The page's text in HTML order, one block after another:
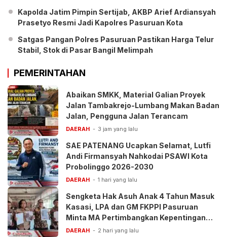
Kapolda Jatim Pimpin Sertijab, AKBP Arief Ardiansyah
Prasetyo Resmi Jadi Kapolres Pasuruan Kota
Satgas Pangan Polres Pasuruan Pastikan Harga Telur
Stabil, Stok di Pasar Bangil Melimpah
PEMERINTAHAN
Abaikan SMKK, Material Galian Proyek
Jalan Tambakrejo-Lumbang Makan Badan
Jalan, Pengguna Jalan Terancam
DAERAH 3 jam yang lalu
SAE PATENANG Ucapkan Selamat, Lutfi
Andi Firmansyah Nahkodai PSAWI Kota
Probolinggo 2026-2030
DAERAH 1 hari yang lalu
Sengketa Hak Asuh Anak 4 Tahun Masuk
Kasasi, LPA dan GM FKPPI Pasuruan
Minta MA Pertimbangkan Kepentingan
Anak
DAERAH 2 hari yang lalu